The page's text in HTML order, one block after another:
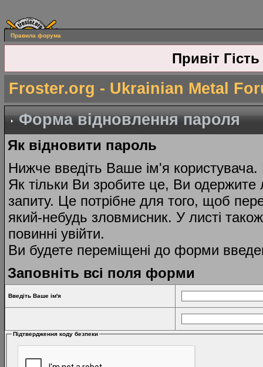
Правила форума
Привіт Гість
Froster.org - Ukrainian Metal
Форма відновлення пароля
Як відновити пароль
Нижче введіть Ваше ім'я
Як тільки Ви зробите це, Ви
запиту. Це потрібне для того, щоб
який-небудь зловмисник. У листі
повинні увійти.
Ви будете переміщені до форми
Заповніть всі поля форми
Введіть Ваше ім'я
Підтвердження коду безпеки